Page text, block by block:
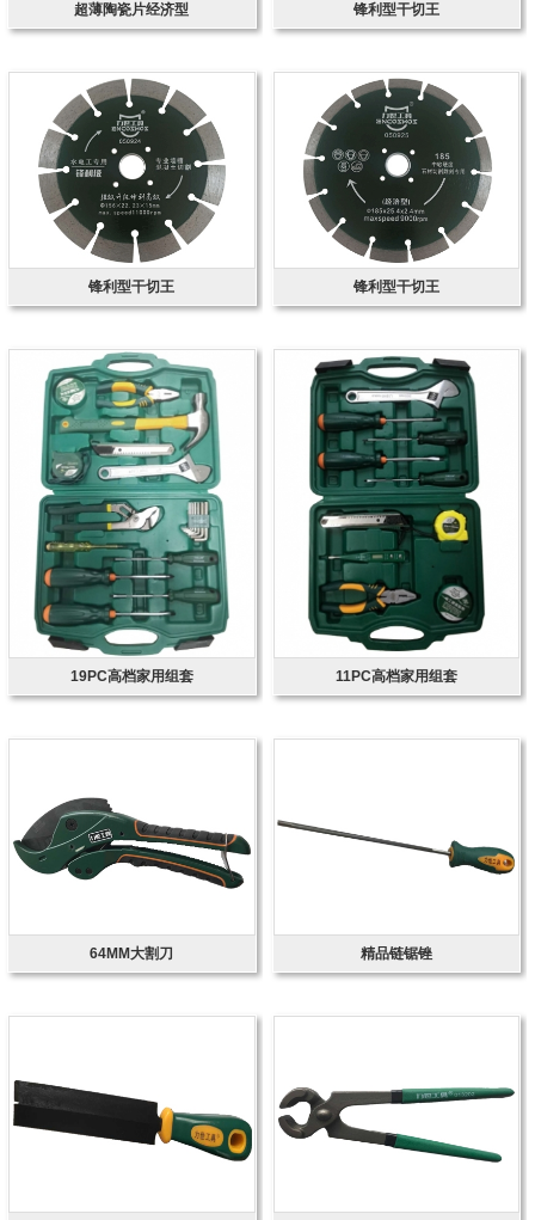
超薄陶瓷片经济型 锋利型干切王
锋利型干切王 锋利型干切王
19PC高档家用组套 11PC高档家用组套
64MM大割刀 精品链锯锉